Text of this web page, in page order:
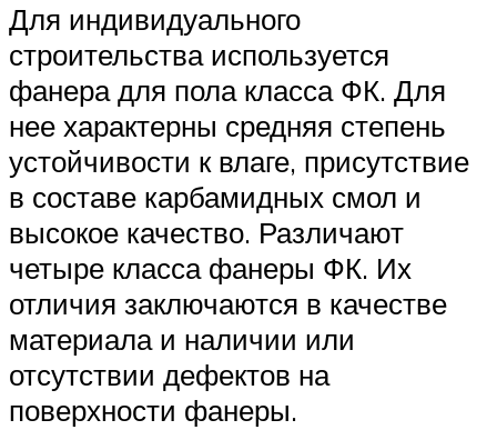
Для индивидуального
строительства используется
фанера для пола класса ФК. Для
нее характерны средняя степень
устойчивости к влаге, присутствие
в составе карбамидных смол и
высокое качество. Различают
четыре класса фанеры ФК. Их
отличия заключаются в качестве
материала и наличии или
отсутствии дефектов на
поверхности фанеры.